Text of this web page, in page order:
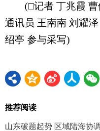
(□记者 丁兆霞 曹
通讯员 王南南 刘耀
绍亭 参与采写)
推荐阅读
山东破题起势 区域陆海协